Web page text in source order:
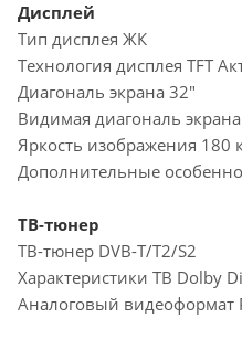
Дисплей
Тип дисплея ЖК
Технология дисплея TFT
Диагональ экрана 32"
Видимая диагональ
Яркость изображения 180
Дополнительные
ТВ-тюнер
ТВ-тюнер DVB-T/T2/S2
Характеристики ТВ Dolby
Аналоговый видеоформат